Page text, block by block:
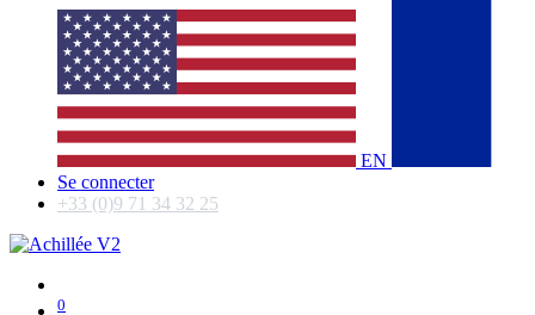
EN
Se connecter
+33 (0)9 71 34 32 25
0